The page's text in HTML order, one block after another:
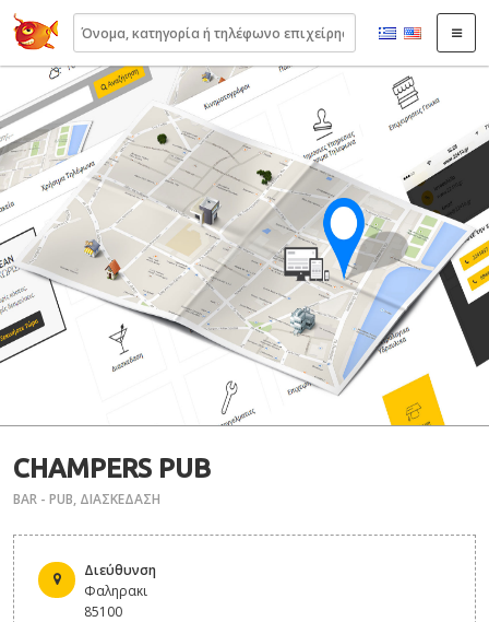
22410.gr
CHAMPERS PUB
BAR - PUB, ΔΙΑΣΚΕΔΑΣΗ
Διεύθυνση
Φαληρακι
85100